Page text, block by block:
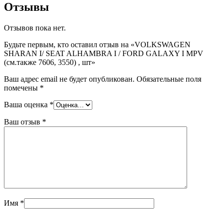
I/
SEAT
I
FORD
GALAXY
I
(см.также
7606,
3550)
,
шт
Отзывы
Отзывов пока нет.
Будьте первым, кто оставил отзыв на «VOLKSWAGEN
SHARAN I/ SEAT ALHAMBRA I / FORD GALAXY I MPV
(см.также 7606, 3550) , шт»
Ваш адрес email не будет опубликован. Обязательные поля
помечены *
Ваша оценка *
Ваш отзыв *
Имя *